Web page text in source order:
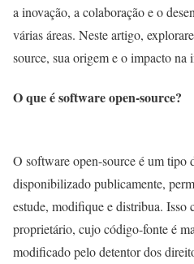
a inovação, a colaboração e o
várias áreas. Neste artigo,
source, sua origem e o impacto na
O que é software open-source?
O software open-source é um tipo
disponibilizado publicamente,
estude, modifique e distribua. Isso
proprietário, cujo código-fonte é
modificado pelo detentor dos